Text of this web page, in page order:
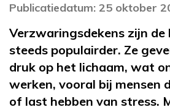
Publicatiedatum: 25 oktober
Verzwaringsdekens zijn
steeds populairder. Ze
druk op het lichaam, wat
werken, vooral bij mensen
of last hebben van stress.